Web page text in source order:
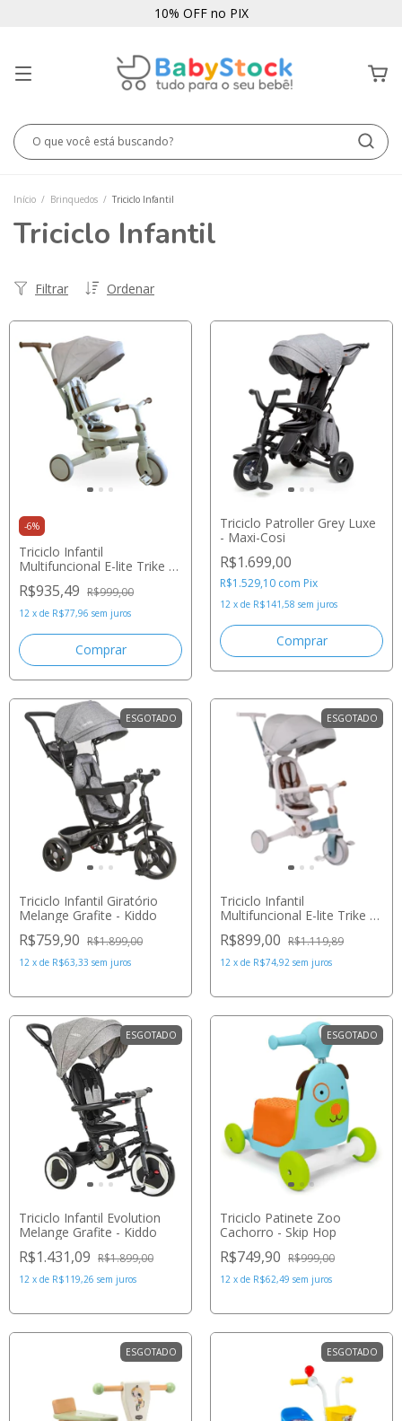
10% OFF no PIX
Início / Brinquedos / Triciclo Infantil
Triciclo Infantil
Ordenar
Filtrar
-6%
Triciclo Infantil
Multifuncional E-lite Trike 5
Premium Baby
R$935,49 R$999,00
12 x de R$77,96 sem juros
Triciclo Patroller Grey Luxe
- Maxi-Cosi
R$1.699,00
R$1.529,10 com Pix
12 x de R$141,58 sem juros
ESGOTADO
Triciclo Infantil Giratório
Melange Grafite - Kiddo
R$759,90 R$1.899,00
12 x de R$63,33 sem juros
ESGOTADO
Triciclo Infantil
Multifuncional E-lite Trike 5
Premium Baby
R$899,00 R$1.119,89
12 x de R$74,92 sem juros
ESGOTADO
Triciclo Infantil Evolution
Melange Grafite - Kiddo
R$1.431,09 R$1.899,00
12 x de R$119,26 sem juros
ESGOTADO
Triciclo Patinete Zoo
Cachorro - Skip Hop
R$749,90 R$999,00
12 x de R$62,49 sem juros
ESGOTADO ESGOTADO